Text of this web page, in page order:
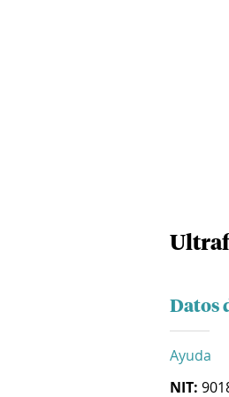
Datos
Ayuda
NIT: